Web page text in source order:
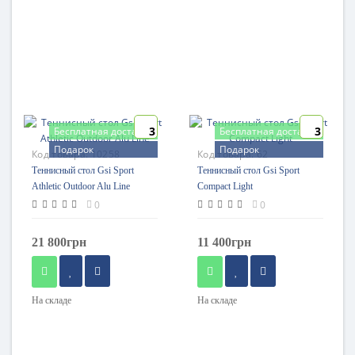
Бесплатная доставка
Подарок
3
Код товара:10258
Теннисный стол Gsi Sport
Athletic Outdoor Alu Line
0
21 800грн
На складе
Бесплатная доставка
Подарок
3
Код товара:62
Теннисный стол Gsi Sport
Compact Light
0
11 400грн
На складе